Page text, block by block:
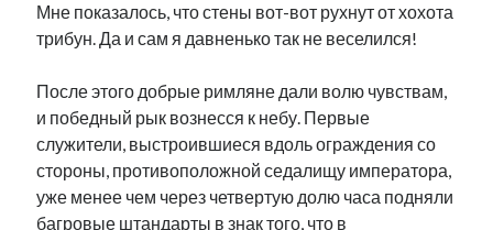
Мне показалось, что стены вот-вот рухнут от хохота
трибун. Да и сам я давненько так не веселился!
После этого добрые римляне дали волю чувствам,
и победный рык вознесся к небу. Первые
служители, выстроившиеся вдоль ограждения со
стороны, противоположной седалищу императора,
уже менее чем через четвертую долю часа подняли
багровые штандарты в знак того, что в